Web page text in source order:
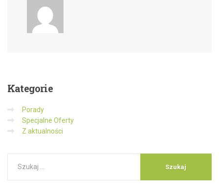
Kategorie
Porady
Specjalne Oferty
Z aktualności